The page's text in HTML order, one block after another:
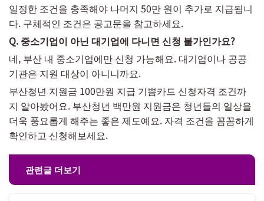
일정한 조건을 충족해야 나머지 50만 원이 추가로 지급됩니
다. 구체적인 조건은 공고문을 참고하세요.
Q. 중소기업이 아닌 대기업에 다니면 신청 불가인가요?
네, 부산 내 중소기업에만 신청 가능해요. 대기업이나 공공
기관은 지원 대상이 아니니까요.
부산청년 지원금 100만원 지급 기쁨카드 신청자격 조건까
지 알아봤어요. 부산청년 백만원 지원금은 청년들의 일상을
더욱 풍요롭게 해주는 좋은 제도예요. 자격 조건을 꼼꼼하게
확인하고 신청해보세요.
관련글 더보기